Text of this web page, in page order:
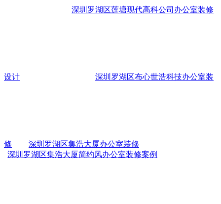
深圳罗湖区莲塘现代高科公司办公室装修
设计 深圳罗湖区布心世浩科技办公室装
修
深圳罗湖区集浩大厦办公室装修
深圳罗湖区集浩大厦简约风办公室装修案例